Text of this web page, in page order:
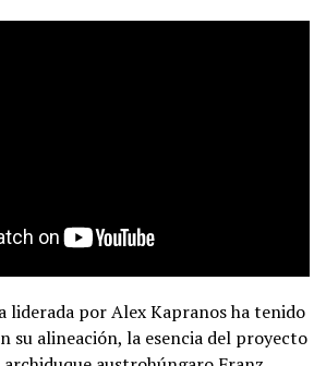
liderada por Alex Kapranos ha tenido
su alineación, la esencia del proyecto